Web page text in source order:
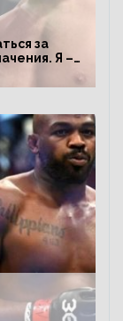
за
Я –